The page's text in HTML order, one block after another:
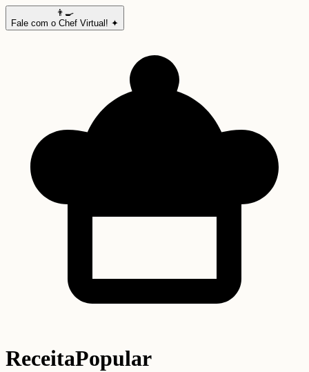
👨‍🍳
Fale com o Chef Virtual! ✦
ReceitaPopular